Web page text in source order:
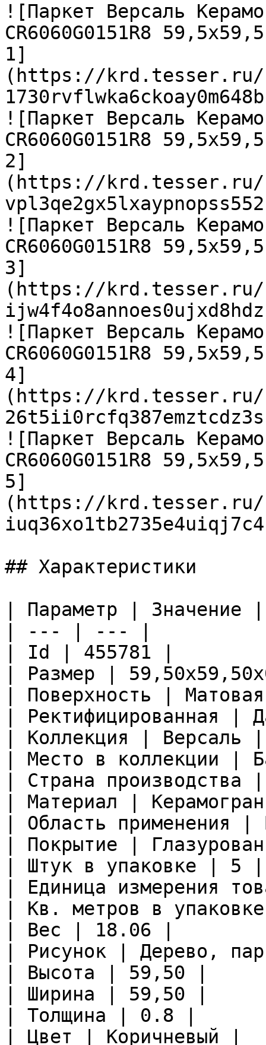
![Паркет Версаль
CR6060G0151R8
1]
(https://krd.tesser.ru/
![Паркет Версаль
CR6060G0151R8
2]
(https://krd.tesser.ru/
![Паркет Версаль
CR6060G0151R8
3]
(https://krd.tesser.ru/
![Паркет Версаль
CR6060G0151R8
4]
(https://krd.tesser.ru/
![Паркет Версаль
CR6060G0151R8
5]
(https://krd.tesser.ru/
## Характеристики
| Параметр | Значение |
| --- | --- |
| Id | 455781 |
| Размер |
| Поверхность |
| Ректифицированная |
| Коллекция | Версаль |
| Место в коллекции |
| Страна
| Материал |
| Область применения
| Покрытие |
| Штук в упаковке | 5 |
| Единица измерения
| Кв. метров в
| Вес | 18.06 |
| Рисунок | Дерево,
| Высота | 59,50 |
| Ширина | 59,50 |
| Толщина | 0.8 |
| Цвет | Коричневый |